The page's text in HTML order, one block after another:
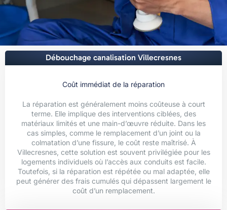
Débouchage canalisation Villecresnes
Coût immédiat de la réparation
La réparation est généralement moins coûteuse à court
terme. Elle implique des interventions ciblées, des
matériaux limités et une main-d’œuvre réduite. Dans les
cas simples, comme le remplacement d’un joint ou la
colmatation d’une fissure, le coût reste maîtrisé. À
Villecresnes, cette solution est souvent privilégiée pour les
logements individuels où l’accès aux conduits est facile.
Toutefois, si la réparation est répétée ou mal adaptée, elle
peut générer des frais cumulés qui dépassent largement le
coût d’un remplacement.